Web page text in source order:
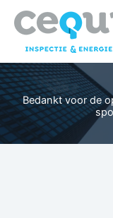
naar
inhoud
Bedankt voor de